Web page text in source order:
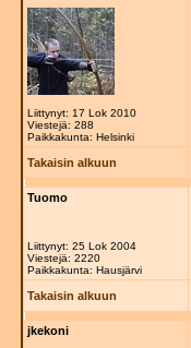
Liittynyt: 17 Lok 2010
Viestejä: 288
Paikkakunta: Helsinki
Takaisin alkuun
Tuomo
Liittynyt: 25 Lok 2004
Viestejä: 2220
Paikkakunta: Hausjärvi
Takaisin alkuun
jkekoni